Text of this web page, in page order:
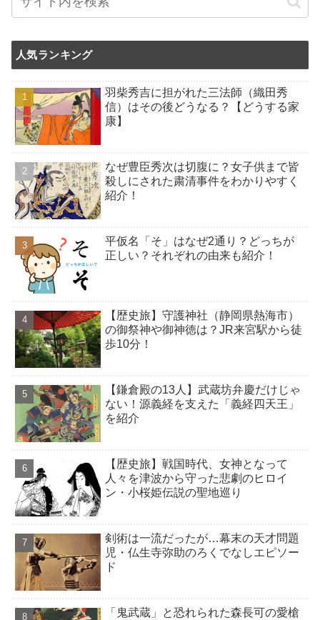
人気ランキング
羽柴秀吉に担がれた三法師（織田秀
信）はその後どうなる？【どうする家
康】
なぜ豊臣秀次は切腹に？女子供まで皆
殺しにされた粛清事件をわかりやすく
紹介！
平仮名「そ」はなぜ2通り？どっちが
正しい？それぞれの由来も紹介！
【歴史旅】守護神社（静岡県熱海市）
の御祭神や御神徳は？JR来宮駅から徒
歩10分！
【鎌倉殿の13人】武蔵坊弁慶だけじゃ
ない！源義経を支えた「義経四天王」
を紹介
【歴史旅】戦国時代、女神となって
人々を津波から守った悲劇のヒロイ
ン・小桜姫伝説の聖地巡り
剣術は一流だったが…幕末の天才問題
児・仏生寺弥助のろくでなしエピソー
ド
「鬼武蔵」と恐れられた森長可の愛槍